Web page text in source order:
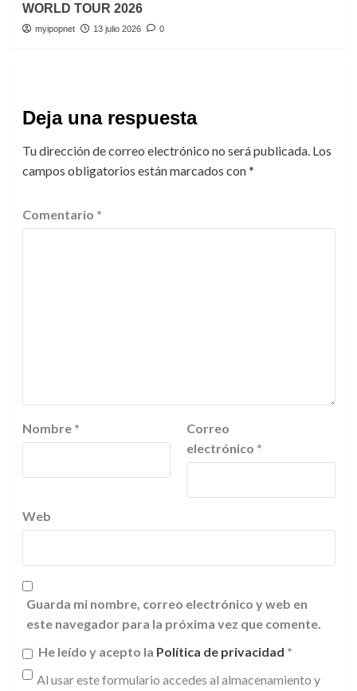
WORLD TOUR 2026
myipopnet 13 julio 2026 0
Deja una respuesta
Tu dirección de correo electrónico no será publicada. Los
campos obligatorios están marcados con*
Comentario *
Nombre *
Correo
electrónico *
Web
Guarda mi nombre, correo electrónico y web en
este navegador para la próxima vez que comente.
He leído y acepto la Política de privacidad *
Al usar este formulario accedes al almacenamiento y